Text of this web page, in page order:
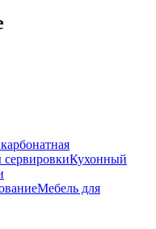
Кухонный
Мебель для